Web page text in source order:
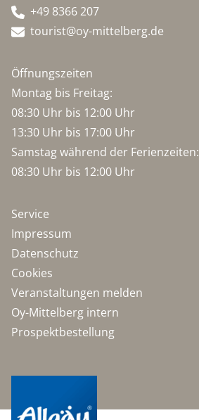
+49 8366 207
tourist@oy-mittelberg.de
Öffnungszeiten
Montag bis Freitag:
08:30 Uhr bis 12:00 Uhr
13:30 Uhr bis 17:00 Uhr
Samstag während der Ferienzeiten:
08:30 Uhr bis 12:00 Uhr
Service
Impressum
Datenschutz
Cookies
Veranstaltungen melden
Oy-Mittelberg intern
Prospektbestellung